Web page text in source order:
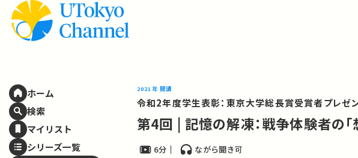
ホーム
検索
マイリスト
シリーズ一覧
2021年 開講
令和2年度学生表彰：東京大学総長賞受賞者プレゼ
第4回 | 記憶の解凍：戦争体験者の
6分 ながら聞き可